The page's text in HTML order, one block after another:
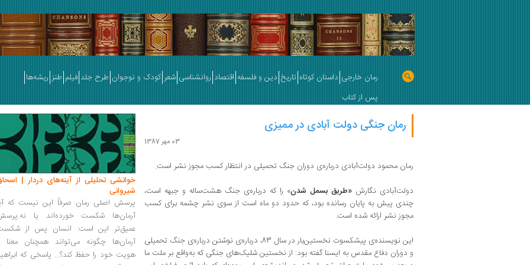
رمان خارجی داستان کوتاه تاریخ دین و فلسفه اقتصاد روانشناسی شعر کودک و نوجوان طرح جلد فیلم طنز ریشه‌ها
پس از کتاب
رمان جنگی دولت آبادی در ممیزی
03 مهر 1387
رمان محمود دولت‌آبادی درباره‌ی دوران جنگ تحمیلی در انتظار کسب مجوز نشر است.
دولت‌آبادی نگارش «طریق بسمل ‌شدن» را که درباره‌ی جنگ هشت‌ساله و جبهه است،
چندی پیش به پایان رسانده بود، که حدود دو ماه است از سوی نشر چشمه برای کسب
مجوز نشر ارائه شده است.
این نویسنده‌ی پیشکسوت نخستین‌بار در سال 83، درباره‌ی نوشتن درباره‌ی جنگ تحمیلی
و دوران دفاع مقدس به ایسنا گفته‌ بود: از نخستین شلیک‌های جنگی که به‌واقع بر ملت ما
خوانشی تحلیلی از آینه‌های دردار |
شیروانی
پرسش اصلی رمان صرفاً این نیست که
آرمان‌ها شکست خورده‌اند یا
عمیق‌تر این است: انسان پس از
آرمان‌ها چگونه می‌تواند همچنان معنا
هویت خود را حفظ کند؟... پاسخی که